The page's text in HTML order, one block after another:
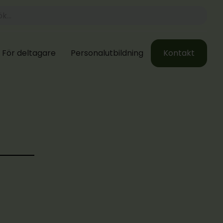
För deltagare Personalutbildning Kontakt